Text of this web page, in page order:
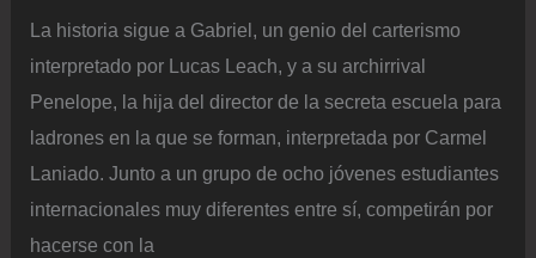
inmigrantes
han
entrado
de
manera
irregular
en
La historia sigue a Gabriel, un genio del carterismo
interpretado por Lucas Leach, y a su archirrival
Penelope, la hija del director de la secreta escuela para
ladrones en la que se forman, interpretada por Carmel
Laniado. Junto a un grupo de ocho jóvenes estudiantes
internacionales muy diferentes entre sí, competirán por
hacerse con la